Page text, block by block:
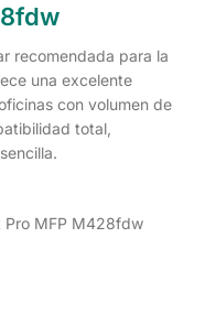
recomendada para la
una excelente
con volumen de
total,
Pro MFP M428fdw